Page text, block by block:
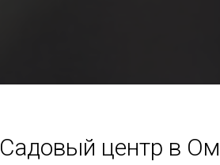
Садовый центр в